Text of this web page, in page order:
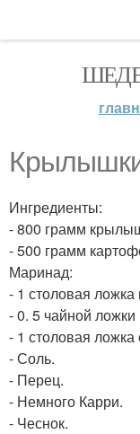
Ингредиенты:
- 800 грамм
- 500 грамм
Маринад:
- 1 столовая
- 0. 5 чайной ложки
- 1 столовая ложка
- Соль.
- Перец.
- Немного Карри.
- Чеснок.